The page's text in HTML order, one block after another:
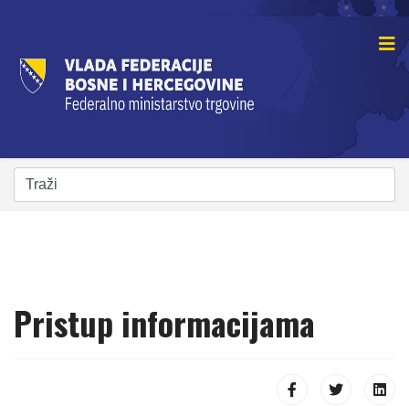
Pristup informacijama